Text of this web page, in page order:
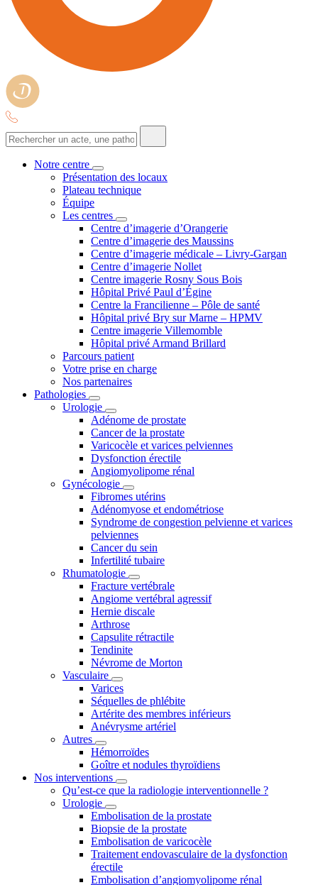
Notre centre
Présentation des locaux
Plateau technique
Équipe
Les centres
Centre d’imagerie d’Orangerie
Centre d’imagerie des Maussins
Centre d’imagerie médicale – Livry-Gargan
Centre d’imagerie Nollet
Centre imagerie Rosny Sous Bois
Hôpital Privé Paul d’Égine
Centre la Francilienne – Pôle de santé
Hôpital privé Bry sur Marne – HPMV
Centre imagerie Villemomble
Hôpital privé Armand Brillard
Parcours patient
Votre prise en charge
Nos partenaires
Pathologies
Urologie
Adénome de prostate
Cancer de la prostate
Varicocèle et varices pelviennes
Dysfonction érectile
Angiomyolipome rénal
Gynécologie
Fibromes utérins
Adénomyose et endométriose
Syndrome de congestion pelvienne et varices
pelviennes
Cancer du sein
Infertilité tubaire
Rhumatologie
Fracture vertébrale
Angiome vertébral agressif
Hernie discale
Arthrose
Capsulite rétractile
Tendinite
Névrome de Morton
Vasculaire
Varices
Séquelles de phlébite
Artérite des membres inférieurs
Anévrysme artériel
Autres
Hémorroïdes
Goître et nodules thyroïdiens
Nos interventions
Qu’est-ce que la radiologie interventionnelle ?
Urologie
Embolisation de la prostate
Biopsie de la prostate
Embolisation de varicocèle
Traitement endovasculaire de la dysfonction
érectile
Embolisation d’angiomyolipome rénal